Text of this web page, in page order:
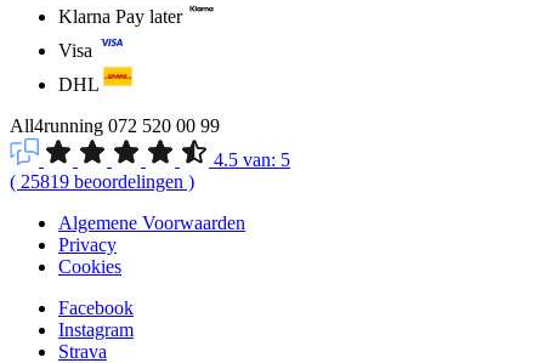
Klarna Pay later
Visa
DHL
All4running 072 520 00 99
4.5 van: 5
( 25819 beoordelingen )
Algemene Voorwaarden
Privacy
Cookies
Facebook
Instagram
Strava